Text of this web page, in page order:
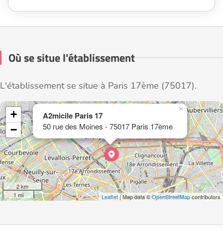
Où se situe l'établissement
L'établissement se situe à Paris 17ème (75017).
A2micile Paris 17
50 rue des Moines - 75017 Paris 17ème
×
+
−
2 km
1 mi
Leaflet| Map data ©OpenStreetMapcontributors